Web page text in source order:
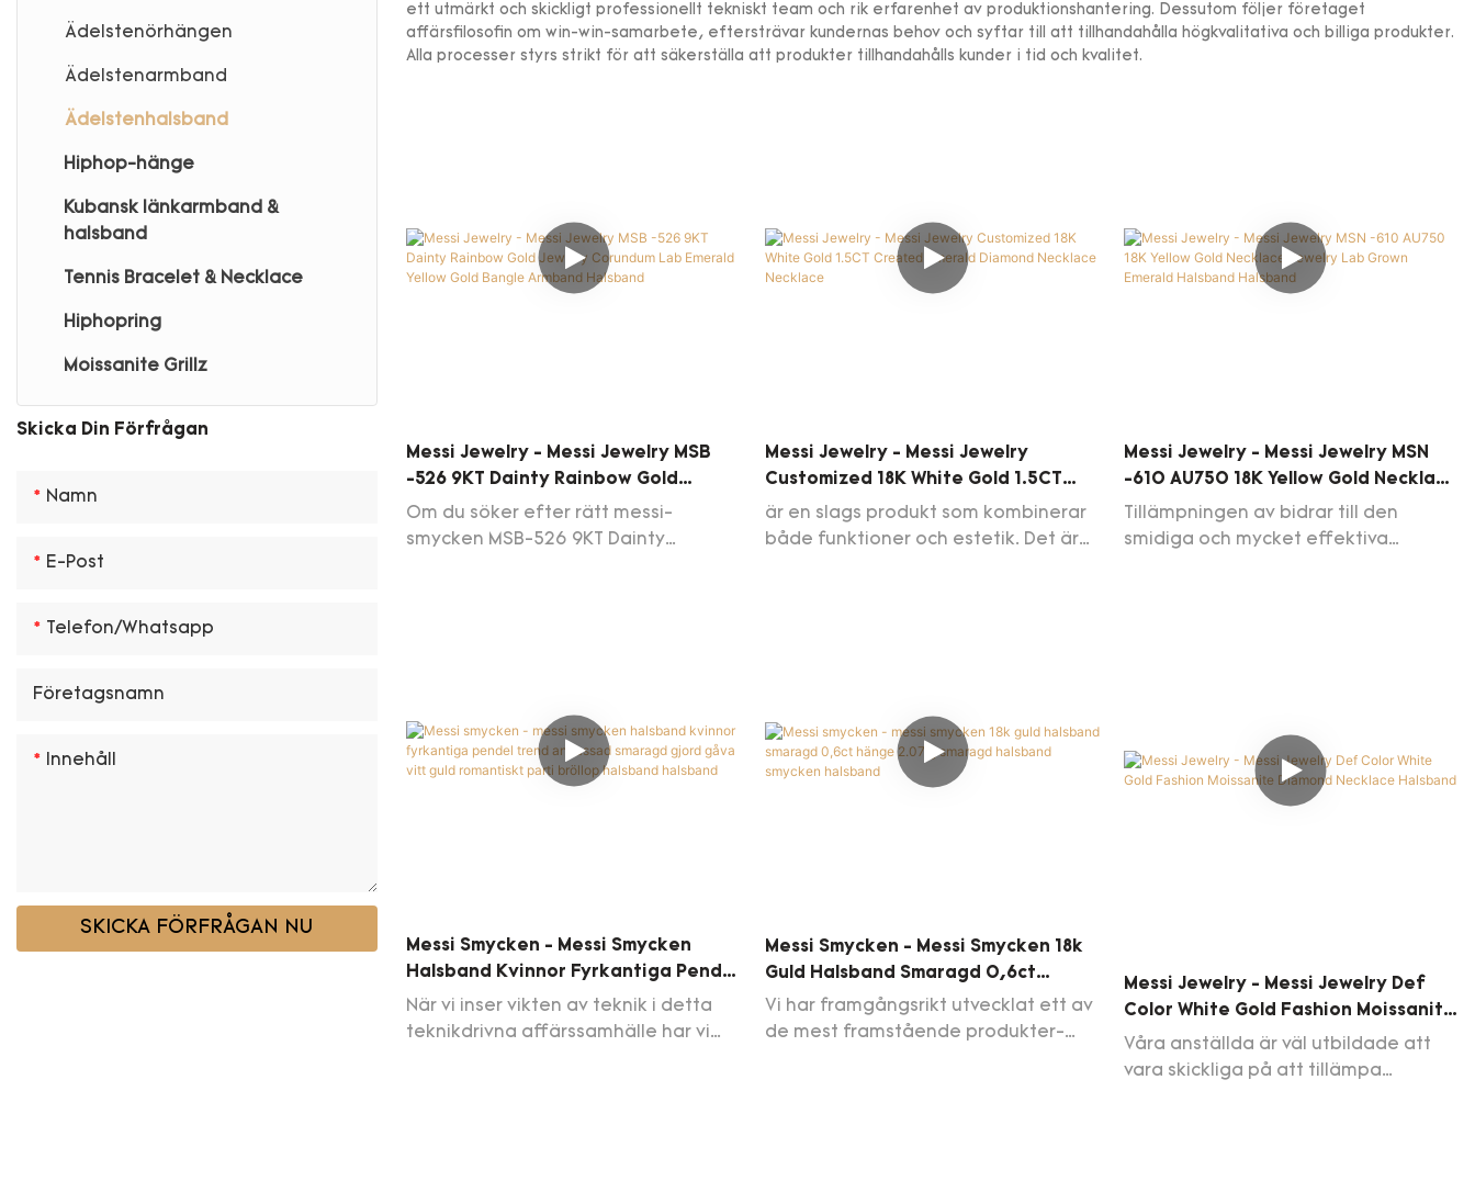
Labdiamantarmband
Labb diamanthalsband
Ädelstenörhängen
Ädelstenarmband
Ädelstenhalsband
Hiphop-hänge
Kubansk länkarmband &
halsband
Tennis Bracelet & Necklace
Hiphopring
Moissanite Grillz
Skicka Din Förfrågan
Namn
E-Post
Telefon/whatsapp
Företagsnamn
Innehåll
SKICKA FÖRFRÅGAN NU
ett utmärkt och skickligt professionellt tekniskt team och rik erfarenhet av produktionshantering. Dessutom följer företaget
affärsfilosofin om win-win-samarbete, eftersträvar kundernas behov och syftar till att tillhandahålla högkvalitativa och billiga produkter.
Alla processer styrs strikt för att säkerställa att produkter tillhandahålls kunder i tid och kvalitet.
Messi Jewelry - Messi Jewelry MSB
-526 9KT Dainty Rainbow Gold
Jewelry Corundum Lab Emerald
Yellow Gold Bangle Armband
Om du söker efter rätt messi-
smycken MSB-526 9KT Dainty
Wuzhou Messi Gems Co., Ltd..Vi
tillhandahåller ett brett utbud av
fina smycken för din dagliga
Messi Jewelry - Messi Jewelry
Customized 18K White Gold 1.5CT
Created Emerald Diamond Necklace
Necklace
är en slags produkt som kombinerar
både funktioner och estetik. Det är
med den utmärkta prestanda
Messi Jewelry - Messi Jewelry MSN
-610 AU750 18K Yellow Gold Necklace
Jewelry Lab Grown Emerald
Halsband Halsband
Tillämpningen av bidrar till den
smidiga och mycket effektiva
Messi Smycken - Messi Smycken
Halsband Kvinnor Fyrkantiga Pendel
Trend Anpassad Smaragd Gjord
Gåva Vitt Guld Romantiskt Parti
När vi inser vikten av teknik i detta
teknikdrivna affärssamhälle har vi
Messi Smycken - Messi Smycken 18k
Guld Halsband Smaragd 0,6ct
Hänge 2.07 G Smaragd Halsband
Smycken Halsband
Vi har framgångsrikt utvecklat ett av
de mest framstående produkter-
Messi Jewelry - Messi Jewelry Def
Color White Gold Fashion Moissanite
Diamond Necklace Halsband
Våra anställda är väl utbildade att
vara skickliga på att tillämpa